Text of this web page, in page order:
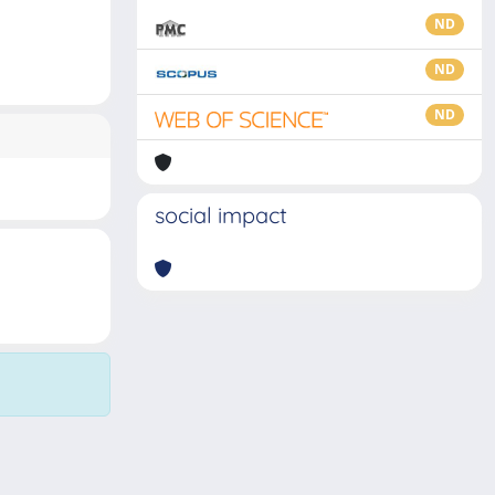
ND
ND
ND
social impact